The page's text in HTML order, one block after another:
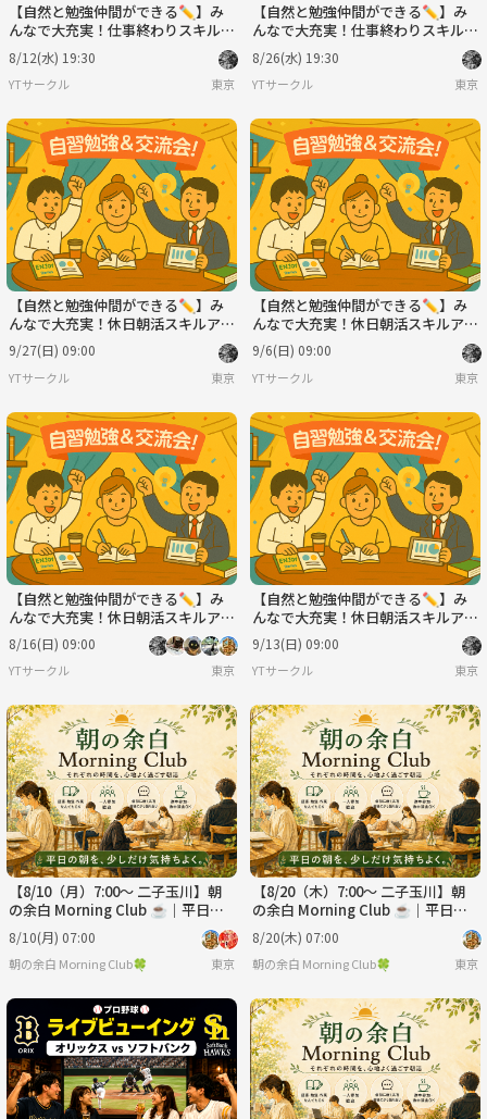
【自然と勉強仲間ができる✏️】み
んなで大充実！仕事終わりスキルア
ップ会！💻※IT関係者以外も大歓
迎！🔰
8/12(水) 19:30
YTサークル 東京
【自然と勉強仲間ができる✏️】み
んなで大充実！仕事終わりスキルア
ップ会！💻※IT関係者以外も大歓
迎！🔰
8/26(水) 19:30
YTサークル 東京
【自然と勉強仲間ができる✏️】み
んなで大充実！休日朝活スキルアッ
プ会！💻※IT関係者以外も大歓
迎！🔰
9/27(日) 09:00
YTサークル 東京
【自然と勉強仲間ができる✏️】み
んなで大充実！休日朝活スキルアッ
プ会！💻※IT関係者以外も大歓
迎！🔰
9/6(日) 09:00
YTサークル 東京
【自然と勉強仲間ができる✏️】み
んなで大充実！休日朝活スキルアッ
プ会！💻※IT関係者以外も大歓
迎！🔰
8/16(日) 09:00
YTサークル 東京
【自然と勉強仲間ができる✏️】み
んなで大充実！休日朝活スキルアッ
プ会！💻※IT関係者以外も大歓
迎！🔰
9/13(日) 09:00
YTサークル 東京
【8/10（月）7:00～ 二子玉川】朝
の余白 Morning Club ☕️｜平日の
朝、自分の時間をつくる朝活
8/10(月) 07:00
朝の余白 Morning Club🍀 東京
【8/20（木）7:00～ 二子玉川】朝
の余白 Morning Club ☕️｜平日の
朝、自分の時間をつくる朝活
8/20(木) 07:00
朝の余白 Morning Club🍀 東京